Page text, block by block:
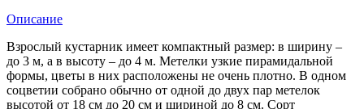
Описание
Взрослый кустарник имеет компактный размер: в ширину –
до 3 м, а в высоту – до 4 м. Метелки узкие пирамидальной
формы, цветы в них расположены не очень плотно. В одном
соцветии собрано обычно от одной до двух пар метелок
высотой от 18 см до 20 см и шириной до 8 см. Сорт